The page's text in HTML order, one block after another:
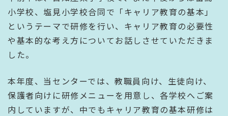
小学校、塩見小学校合同で「キャリア教育の基本」
というテーマで研修を行い、キャリア教育の必要性
や基本的な考え方についてお話しさせていただきま
した。
本年度、当センターでは、教職員向け、生徒向け、
保護者向けに研修メニューを用意し、各学校へご案
内していますが、中でもキャリア教育の基本研修は